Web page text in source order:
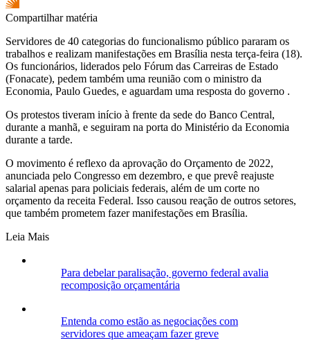
Compartilhar matéria
Servidores de 40 categorias do funcionalismo público pararam os
trabalhos e realizam manifestações em Brasília nesta terça-feira (18).
Os funcionários, liderados pelo Fórum das Carreiras de Estado
(Fonacate), pedem também uma reunião com o ministro da
Economia, Paulo Guedes, e aguardam uma resposta do governo .
Os protestos tiveram início à frente da sede do Banco Central,
durante a manhã, e seguiram na porta do Ministério da Economia
durante a tarde.
O movimento é reflexo da aprovação do Orçamento de 2022,
anunciada pelo Congresso em dezembro, e que prevê reajuste
salarial apenas para policiais federais, além de um corte no
orçamento da receita Federal. Isso causou reação de outros setores,
que também prometem fazer manifestações em Brasília.
Leia Mais
Para debelar paralisação, governo federal avalia
recomposição orçamentária
Entenda como estão as negociações com
servidores que ameaçam fazer greve